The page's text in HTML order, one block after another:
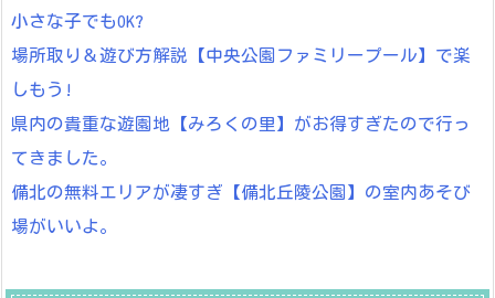
小さな子でもOK?
場所取り＆遊び方解説【中央公園ファミリープール】で楽
しもう!
県内の貴重な遊園地【みろくの里】がお得すぎたので行っ
てきました。
備北の無料エリアが凄すぎ【備北丘陵公園】の室内あそび
場がいいよ。